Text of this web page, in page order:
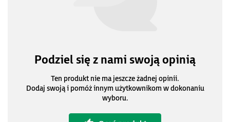
Podziel się z nami swoją opinią
Ten produkt nie ma jeszcze żadnej opinii.
Dodaj swoją i pomóż innym użytkownikom w dokonaniu
wyboru.